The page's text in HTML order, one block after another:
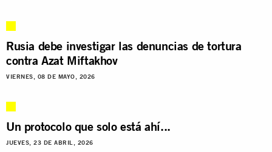
Rusia debe investigar las denuncias de tortura
contra Azat Miftakhov
VIERNES, 08 DE MAYO, 2026
Un protocolo que solo está ahí...
JUEVES, 23 DE ABRIL, 2026